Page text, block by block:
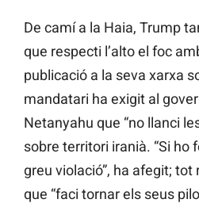
De camí a la Haia, Trump
que respecti l’alto el foc
publicació a la seva xarxa
mandatari ha exigit al
Netanyahu que “no llanci
sobre territori iranià. “Si ho
greu violació”, ha afegit;
que “faci tornar els seus